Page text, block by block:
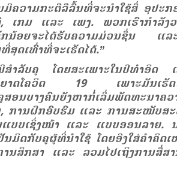
ຄວາມກະຕືລືລົ້ນທີ່ຈະນໍາໃຊ້ສື່ ອຸປະກ
ເກມ ແລະ ເພງ. ພວກເຮົາກຳລັງ
ນ້ອຍຈະໄດ້ຮັບຄວາມມ່ວນຊື່ນ ແ
ສຸດເທົ່າທີ່ຈະເຮັດໄດ້.”
ຳລັບຄູ ໂດຍສະເພາະໃນປີທຳອິດ
ພະຍາດໂຄວິດ 19 ເພາະມັນເຮັດ
ນບາງຄົນຍັງຫາກໍ່ເລີ່ມພັດທະນາຄວ
, ການຝຶກອົບຮົມ ແລະ ການສະໜັບສ
ບບເຊິ່ງໜ້າ ແລະ ແບບອອນລາຍ.
ມິດກັບຄູຜູ້ທີ່ນຳໃຊ້ ໂດຍອີງໃສ່ຄໍາຄິດ
ນສຶກສາ ແລະ ລວມໄປເຖິງການສື່ສ